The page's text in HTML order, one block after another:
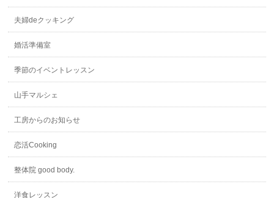
夫婦deクッキング
婚活準備室
季節のイベントレッスン
山手マルシェ
工房からのお知らせ
恋活Cooking
整体院 good body.
洋食レッスン